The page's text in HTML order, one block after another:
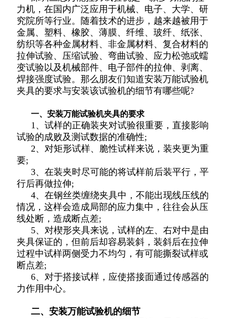
力机，在国内广泛应用于机械、电子、大学、研
究院所等行业。随着技术的进步，越来越被用于
金属、塑料、橡胶、薄膜、纤维、玻纤、纸张、
纺织等各种金属材料、非金属材料、复合材料的
拉伸试验、压缩试验、弯曲试验、应力松弛或蠕
变试验以及机械部件、电子部件的拉伸、剥离、
焊接强度试验。那么朋友们知道安装万能试验机
夹具的要求与安装该试验机的细节有哪些呢?
一、安装万能试验机夹具的要求
1、试样的正确装夹对试验很重要，直接影响
试验的成败及测试数据的准确性;
2、对矩形试样、脆性试样来说，装夹更为重
要;
3、在装夹时尽可能的将试样前后装平行，平
行后再做拉伸;
4、在钢丝类缠绕夹具中，不能出现线压线的
情况，这样会造成局部的应力集中，往往会从压
线处断，造成断点差;
5、对楔形夹具来说，试样的左、右对中是由
夹具保证的，但前后却容易装斜，装斜后在拉伸
过程中试样两侧受力不均匀，有可能撕裂试样或
断点差;
6、对于搭接试样，应使搭接面通过传感器的
力作用中心。
二、安装万能试验机的细节